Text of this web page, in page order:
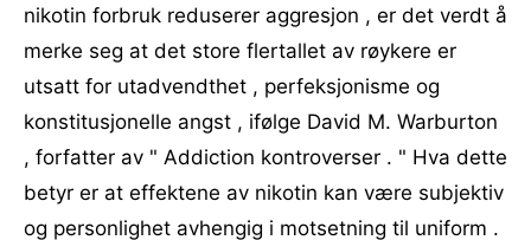
nikotin forbruk reduserer aggresjon , er det verdt å
merke seg at det store flertallet av røykere er
utsatt for utadvendthet , perfeksjonisme og
konstitusjonelle angst , ifølge David M. Warburton
, forfatter av " Addiction kontroverser . " Hva dette
betyr er at effektene av nikotin kan være subjektiv
og personlighet avhengig i motsetning til uniform .